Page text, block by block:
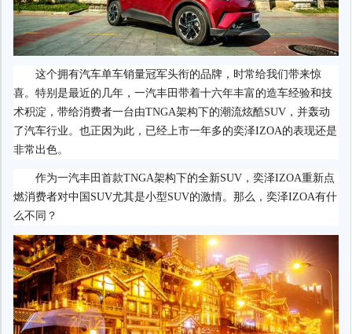
这个拥有汽车单车销量冠军头衔的品牌，时常给我们带来惊
喜。特别是最近的几年，一汽丰田带着十六年丰富的造车经验和技
术积淀，带给消费者一台由TNGA架构下的潮流炫酷SUV，并轰动
了汽车行业。也正因为此，已经上市一年多的奕泽IZOA的表现还是
非常出色。
作为一汽丰田首款TNGA架构下的全新SUV，奕泽IZOA重新点
燃消费者对中国SUV尤其是小型SUV的激情。那么，奕泽IZOA有什
么不同？